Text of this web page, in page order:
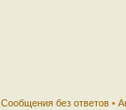
Сообщения без ответов •